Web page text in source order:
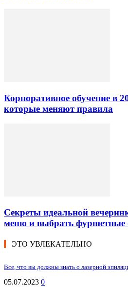
Корпоративное обучение в
которые меняют правила
Секреты идеальной
меню и выбрать фуршетные
ЭТО УВЛЕКАТЕЛЬНО
Все, что вы должны знать о лазерной
05.07.2023 0